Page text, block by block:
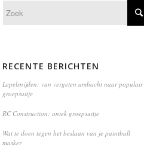
RECENTE BERICHTEN
Lepelsnijden: van vergeten ambacht naar populair
groepsuitje
RC Construction: uniek groepsuitje
Wat te doen tegen het beslaan van je paintball
masker